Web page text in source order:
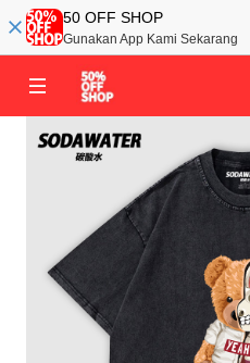
50 OFF SHOP
Gunakan App Kami Sekarang